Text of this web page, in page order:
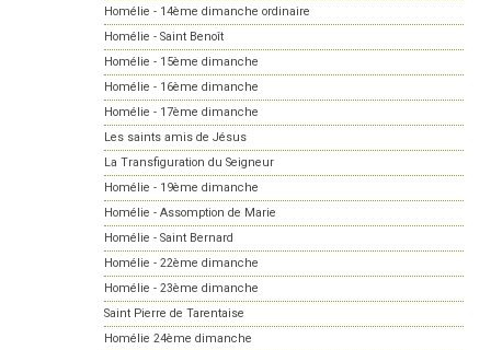
Homélie - 14ème dimanche ordinaire
Homélie - Saint Benoît
Homélie - 15ème dimanche
Homélie - 16ème dimanche
Homélie - 17ème dimanche
Les saints amis de Jésus
La Transfiguration du Seigneur
Homélie - 19ème dimanche
Homélie - Assomption de Marie
Homélie - Saint Bernard
Homélie - 22ème dimanche
Homélie - 23ème dimanche
Saint Pierre de Tarentaise
Homélie 24ème dimanche